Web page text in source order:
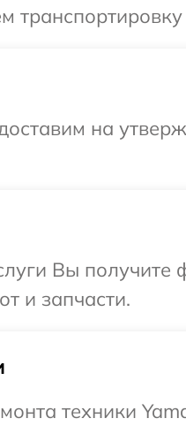
на
Вы получите
и запчасти.
техники